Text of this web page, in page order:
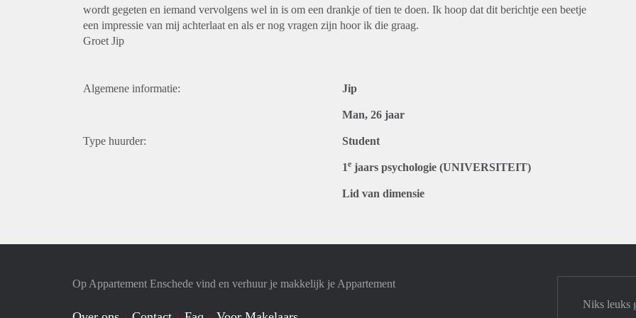
wordt gegeten en iemand vervolgens wel in is om een drankje of tien te doen. Ik hoop dat dit berichtje een beetje
een impressie van mij achterlaat en als er nog vragen zijn hoor ik die graag.
Groet Jip
Algemene informatie: Jip
Man, 26 jaar
Type huurder: Student
1e jaars psychologie (UNIVERSITEIT)
Lid van dimensie
Op Appartement Enschede vind en verhuur je makkelijk je Appartement
Niks leuks